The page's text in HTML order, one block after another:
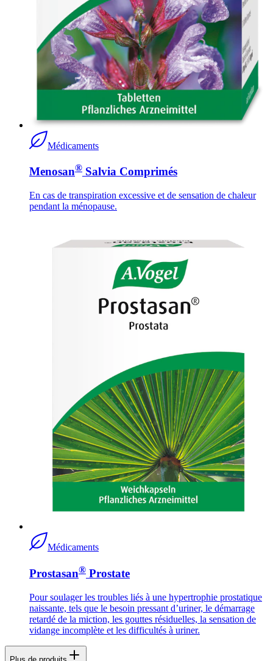
Médicaments
Menosan® Salvia Comprimés
En cas de transpiration excessive et de sensation de chaleur
pendant la ménopause.
Médicaments
Prostasan® Prostate
Pour soulager les troubles liés à une hypertrophie prostatique
naissante, tels que le besoin pressant d’uriner, le démarrage
retardé de la miction, les gouttes résiduelles, la sensation de
vidange incomplète et les difficultés à uriner.